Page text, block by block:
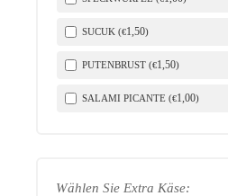
SUCUK (€1,50)
PUTENBRUST (€1,50)
SALAMI PICANTE (€1,00)
Wählen Sie Extra Käse: